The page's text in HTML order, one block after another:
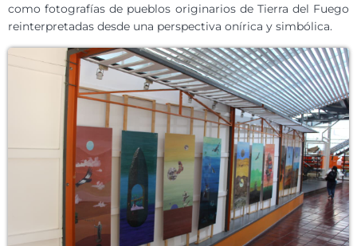
como fotografías de pueblos originarios de Tierra del Fuego
reinterpretadas desde una perspectiva onírica y simbólica.